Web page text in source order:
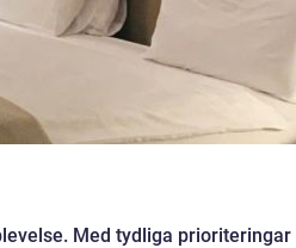
Med tydliga prioriteringar